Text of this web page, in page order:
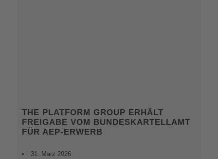
THE PLATFORM GROUP ERHÄLT
FREIGABE VOM BUNDESKARTELLAMT
FÜR AEP-ERWERB
31. März 2026